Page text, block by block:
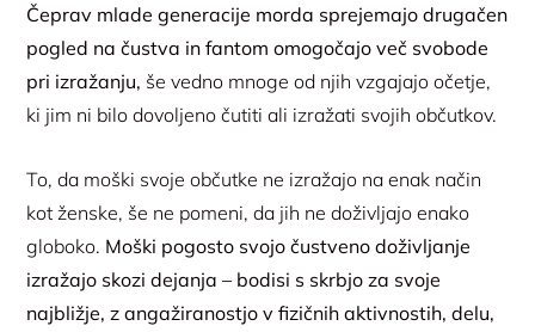
Čeprav mlade generacije morda sprejemajo drugačen
pogled na čustva in fantom omogočajo več svobode
pri izražanju, še vedno mnoge od njih vzgajajo očetje,
ki jim ni bilo dovoljeno čutiti ali izražati svojih občutkov.
To, da moški svoje občutke ne izražajo na enak način
kot ženske, še ne pomeni, da jih ne doživljajo enako
globoko. Moški pogosto svojo čustveno doživljanje
izražajo skozi dejanja – bodisi s skrbjo za svoje
najbližje, z angažiranostjo v fizičnih aktivnostih, delu,